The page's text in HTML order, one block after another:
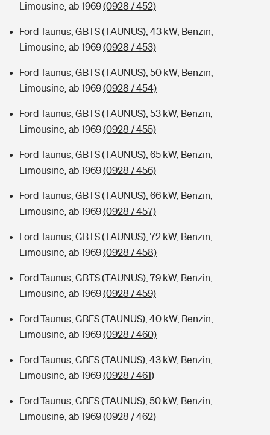
Limousine, ab 1969(0928 / 452)
Ford Taunus, GBTS (TAUNUS), 43 kW, Benzin,
Limousine, ab 1969(0928 / 453)
Ford Taunus, GBTS (TAUNUS), 50 kW, Benzin,
Limousine, ab 1969(0928 / 454)
Ford Taunus, GBTS (TAUNUS), 53 kW, Benzin,
Limousine, ab 1969(0928 / 455)
Ford Taunus, GBTS (TAUNUS), 65 kW, Benzin,
Limousine, ab 1969(0928 / 456)
Ford Taunus, GBTS (TAUNUS), 66 kW, Benzin,
Limousine, ab 1969(0928 / 457)
Ford Taunus, GBTS (TAUNUS), 72 kW, Benzin,
Limousine, ab 1969(0928 / 458)
Ford Taunus, GBTS (TAUNUS), 79 kW, Benzin,
Limousine, ab 1969(0928 / 459)
Ford Taunus, GBFS (TAUNUS), 40 kW, Benzin,
Limousine, ab 1969(0928 / 460)
Ford Taunus, GBFS (TAUNUS), 43 kW, Benzin,
Limousine, ab 1969(0928 / 461)
Ford Taunus, GBFS (TAUNUS), 50 kW, Benzin,
Limousine, ab 1969(0928 / 462)